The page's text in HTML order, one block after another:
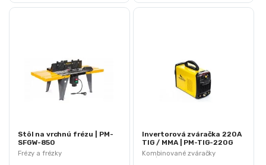
Frézy a frézky
Stôl na vrchnú frézu | PM-
SFGW-850
Kombinované zváračky
MIG/MAG, TIG a MMA
Invertorová zváračka 220A
TIG / MMA | PM-TIG-220G